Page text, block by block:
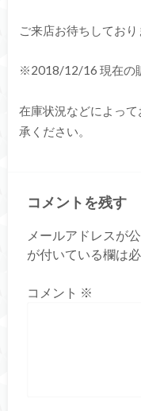
ご来店お待ちしてお
※2018/12/16 現在の
在庫状況などによっ
承ください。
コメントを残す
メールアドレスが
が付いている欄は
コメント ※